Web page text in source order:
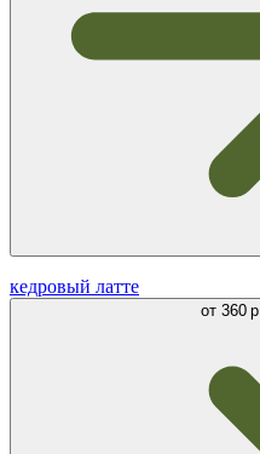
кедровый латте
от 360 р